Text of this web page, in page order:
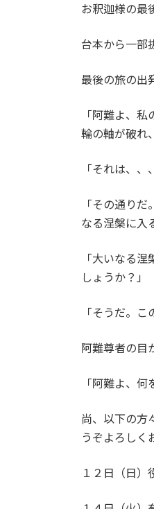
お釈迦様の最
台本から一部
最後の旅の出
「阿難よ、
輪の軸が破れ
「それは、
「その通り
なる涅槃に入
「大いなる
しょうか？」
「そうだ。
阿難尊者の目
「阿難よ、
尚、以下の方
うぞよろしく
１２日（日）